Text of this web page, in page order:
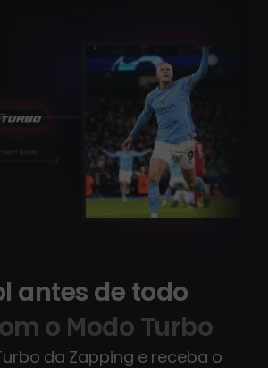
antes de todo
o Modo Turbo
da Zapping e receba o